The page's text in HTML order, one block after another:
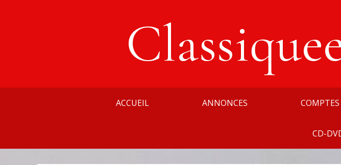
ACCUEIL ANNONCES
CD-